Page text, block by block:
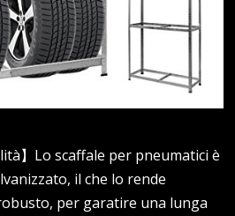
】Lo scaffale per pneumatici è
il che lo rende
per garatire una lunga